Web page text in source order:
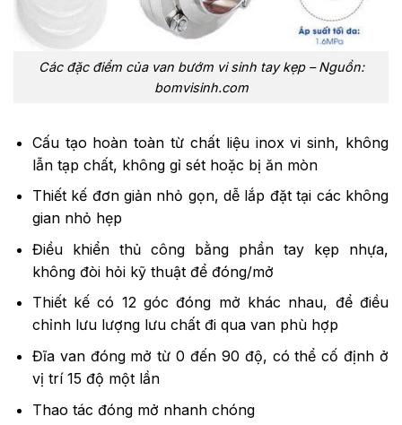
Các đặc điểm của van bướm vi sinh tay kẹp – Nguồn:
bomvisinh.com
Cấu tạo hoàn toàn từ chất liệu inox vi sinh, không
lẫn tạp chất, không gỉ sét hoặc bị ăn mòn
Thiết kế đơn giản nhỏ gọn, dễ lắp đặt tại các không
gian nhỏ hẹp
Điều khiển thủ công bằng phần tay kẹp nhựa,
không đòi hỏi kỹ thuật để đóng/mở
Thiết kế có 12 góc đóng mở khác nhau, để điều
chỉnh lưu lượng lưu chất đi qua van phù hợp
Đĩa van đóng mở từ 0 đến 90 độ, có thể cố định ở
vị trí 15 độ một lần
Thao tác đóng mở nhanh chóng